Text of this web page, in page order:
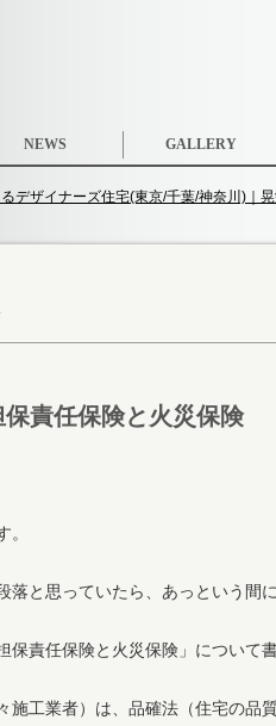
NEWS GALLERY
デザイナーズ住宅(東京/千葉/神奈川)｜
責任保険と火災保険
。
落と思っていたら、あっという間
保責任保険と火災保険」について
施工業者）は、品確法（住宅の品